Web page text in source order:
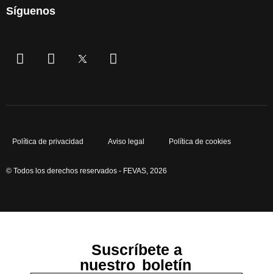
Síguenos
Política de privacidad Aviso legal Política de cookies
© Todos los derechos reservados - FEVAS, 2026
Suscríbete a
nuestro boletín